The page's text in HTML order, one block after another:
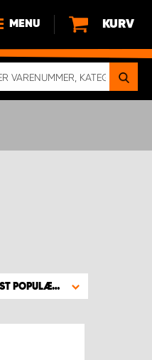
MENU
HVORFOR VÆLGE WORK
KURV
MEST POPULÆRE